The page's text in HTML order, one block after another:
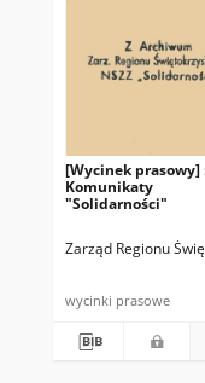
[Wycinek prasowy]
Komunikaty
"Solidarności"
Zarząd Regionu
wycinki prasowe